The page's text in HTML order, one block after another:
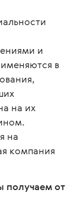
и
в
на их
на
компания
получаем от